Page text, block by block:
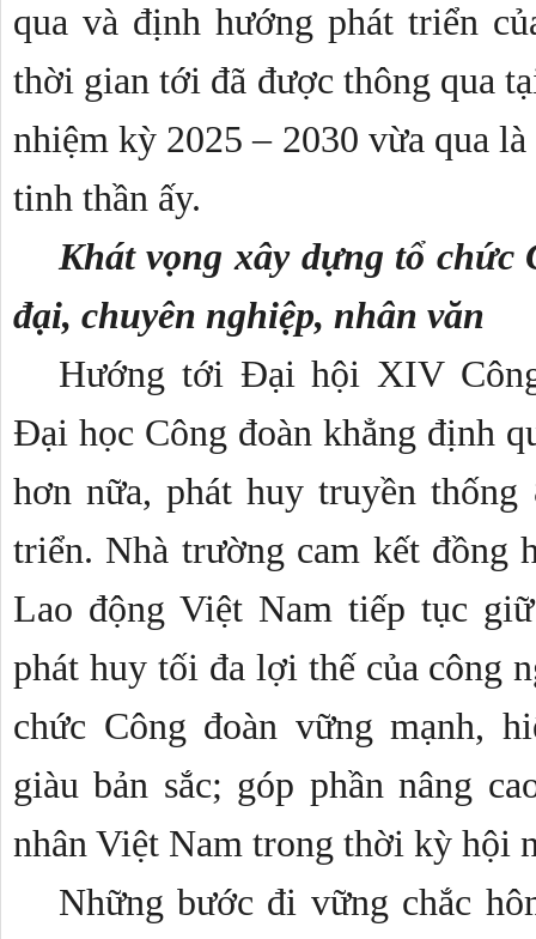
qua và định hướng phát triển
thời gian tới đã được thông qua
nhiệm kỳ 2025 – 2030 vừa qua
tinh thần ấy.
Khát vọng xây dựng tổ chức
đại, chuyên nghiệp, nhân văn
Hướng tới Đại hội XIV
Đại học Công đoàn khẳng định
hơn nữa, phát huy truyền
triển. Nhà trường cam kết đồng
Lao động Việt Nam tiếp tục
phát huy tối đa lợi thế của công
chức Công đoàn vững mạnh,
giàu bản sắc; góp phần nâng
nhân Việt Nam trong thời kỳ hội
Những bước đi vững chắc